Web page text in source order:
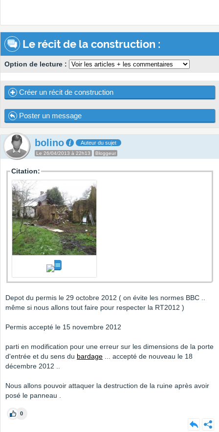
Le récit de la construction :
Option de lecture :
Créer un récit de construction
Poster un message
bolino Auteur du sujet
Le 26/04/2013 à 22h13 Bloggeur
Citation:
Depot du permis le 29 octobre 2012 ( on évite les normes BBC ..
même si nous allons tout faire pour respecter la RT2012 )
Permis accepté le 15 novembre 2012
parti en modification pour une erreur sur les dimensions de la porte
d'entrée et du sens du bardage ... accepté de nouveau le 18
décembre 2012 ..
Nous allons pouvoir attaquer la destruction de la ruine après avoir
posé le panneau .
0